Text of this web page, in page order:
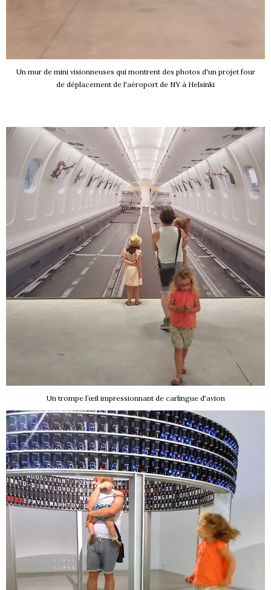
Un mur de mini visionneuses qui montrent des photos d'un projet four
de déplacement de l'aéroport de NY à Helsinki
Un trompe l’œil impressionnant de carlingue d'avion